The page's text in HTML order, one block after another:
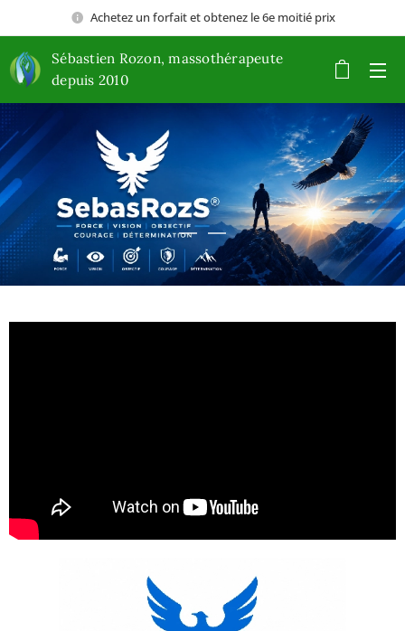
Achetez un forfait et obtenez le 6e moitié prix
Sébastien Rozon, massothérapeute
depuis 2010